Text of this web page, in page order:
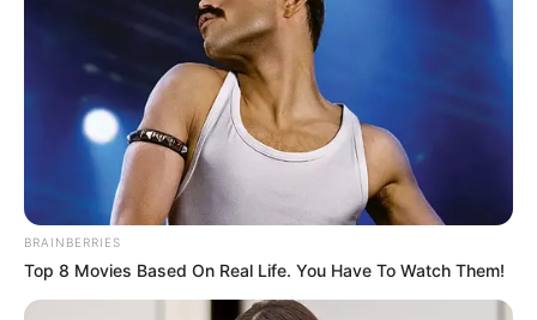
BRAINBERRIES
Top 8 Movies Based On Real Life. You Have To Watch Them!